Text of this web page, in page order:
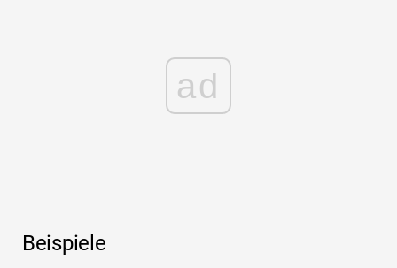
ad
Beispiele